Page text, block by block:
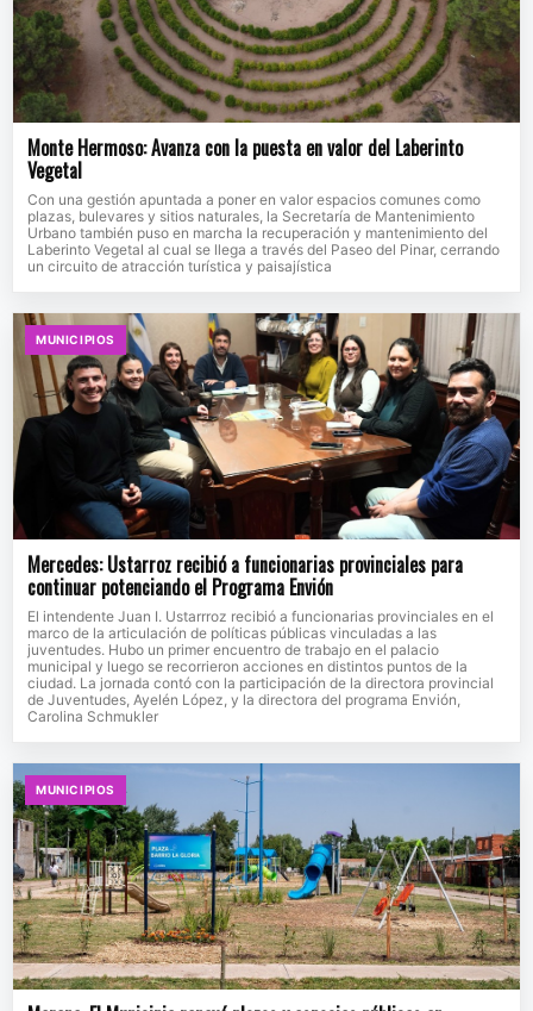
Monte Hermoso: Avanza con la puesta en valor del Laberinto
Vegetal
Con una gestión apuntada a poner en valor espacios comunes como
plazas, bulevares y sitios naturales, la Secretaría de Mantenimiento
Urbano también puso en marcha la recuperación y mantenimiento del
Laberinto Vegetal al cual se llega a través del Paseo del Pinar, cerrando
un circuito de atracción turística y paisajística
MUNICIPIOS
Mercedes: Ustarroz recibió a funcionarias provinciales para
continuar potenciando el Programa Envión
El intendente Juan I. Ustarrroz recibió a funcionarias provinciales en el
marco de la articulación de políticas públicas vinculadas a las
juventudes. Hubo un primer encuentro de trabajo en el palacio
municipal y luego se recorrieron acciones en distintos puntos de la
ciudad. La jornada contó con la participación de la directora provincial
de Juventudes, Ayelén López, y la directora del programa Envión,
Carolina Schmukler
MUNICIPIOS